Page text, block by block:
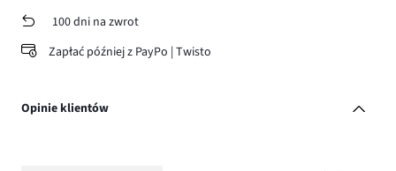
100 dni na zwrot
Zapłać później z PayPo | Twisto
Opinie klientów